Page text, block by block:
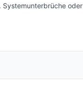
Systemunterbrüche oder